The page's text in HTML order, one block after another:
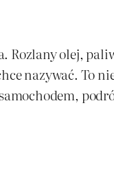
Rozlany olej,
nazywać. To